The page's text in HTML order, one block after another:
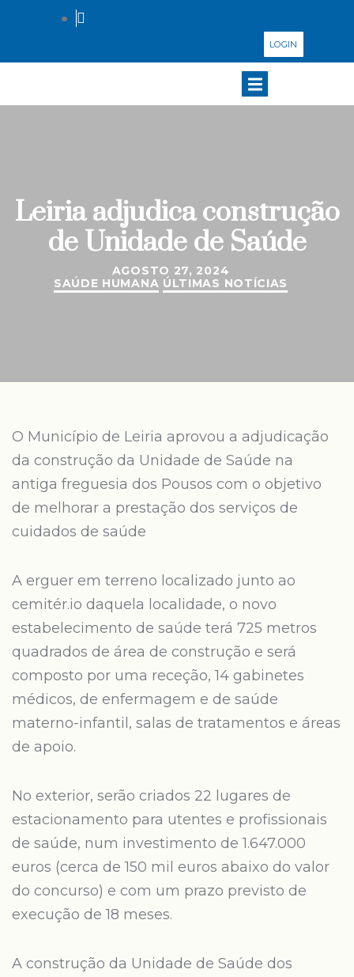
LOGIN
Leiria adjudica construção
de Unidade de Saúde
AGOSTO 27, 2024
SAÚDE HUMANA ÚLTIMAS NOTÍCIAS
O Município de Leiria aprovou a adjudicação
da construção da Unidade de Saúde na
antiga freguesia dos Pousos com o objetivo
de melhorar a prestação dos serviços de
cuidados de saúde
A erguer em terreno localizado junto ao
cemitér.io daquela localidade, o novo
estabelecimento de saúde terá 725 metros
quadrados de área de construção e será
composto por uma receção, 14 gabinetes
médicos, de enfermagem e de saúde
materno-infantil, salas de tratamentos e áreas
de apoio.
No exterior, serão criados 22 lugares de
estacionamento para utentes e profissionais
de saúde, num investimento de 1.647.000
euros (cerca de 150 mil euros abaixo do valor
do concurso) e com um prazo previsto de
execução de 18 meses.
A construção da Unidade de Saúde dos